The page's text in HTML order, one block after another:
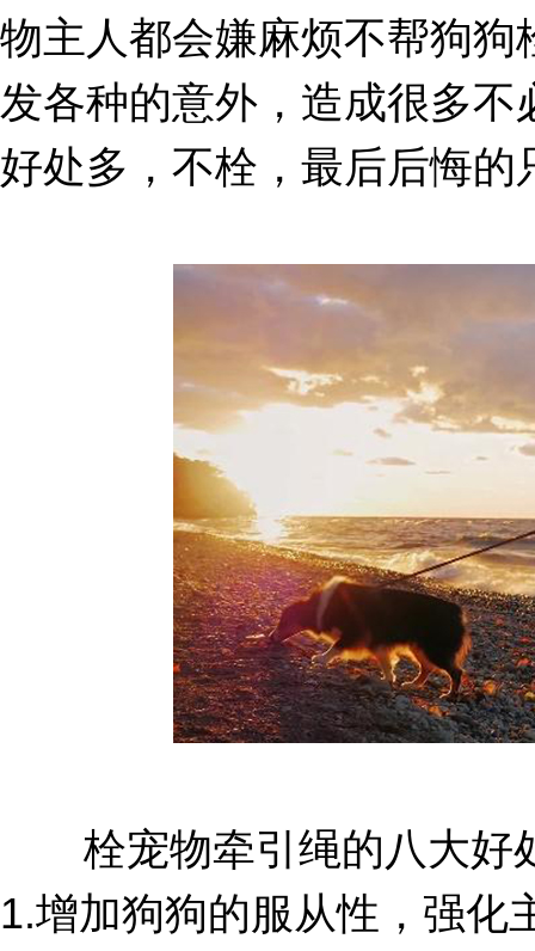
物主人都会嫌麻烦不帮狗
发各种的意外，造成很多不
好处多，不栓，最后后悔的
栓宠物牵引绳的八大好
1.增加狗狗的服从性，强化